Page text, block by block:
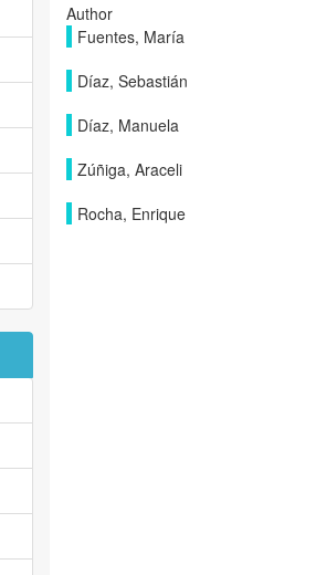
Author
Fuentes, María
Díaz, Sebastián
Díaz, Manuela
Zúñiga, Araceli
Rocha, Enrique